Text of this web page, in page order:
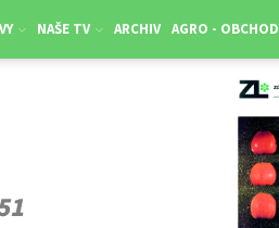
NAŠE TV ARCHIV AGRO - OBCHOD